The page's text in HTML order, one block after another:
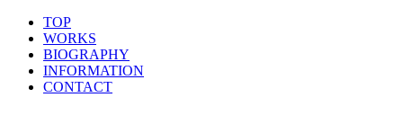
TOP
WORKS
BIOGRAPHY
INFORMATION
CONTACT